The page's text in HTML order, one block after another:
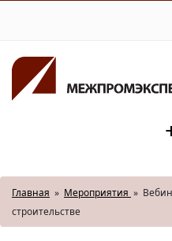
Главная » Мероприятия »
строительстве